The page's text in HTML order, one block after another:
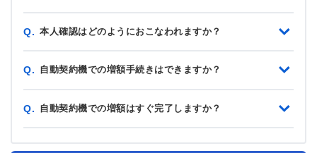
Q. 本人確認はどのようにおこなわれますか？
Q. 自動契約機での増額手続きはできますか？
Q. 自動契約機での増額はすぐ完了しますか？